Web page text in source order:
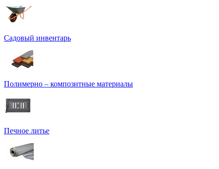
Садовый инвентарь
Полимерно – композитные материалы
Печное литье